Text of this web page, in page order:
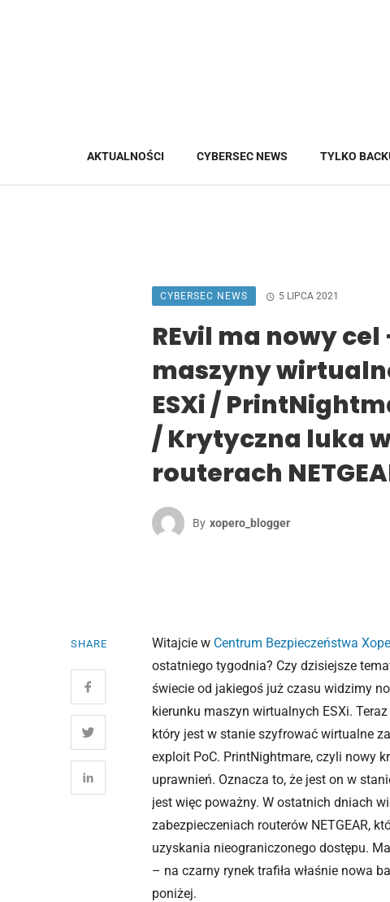
AKTUALNOŚCI CYBERSEC NEWS TYLKO
CYBERSEC NEWS 5 LIPCA 2021
REvil ma nowy cel
maszyny
ESXi /
/ Krytyczna luka
routerach
By Xopero_blogger
SHARE Witajcie w Centrum Bezpieczeństwa
ostatniego tygodnia? Czy dzisiejsze
świecie od jakiegoś już czasu widzimy
kierunku maszyn wirtualnych ESXi.
który jest w stanie szyfrować wirtualne
exploit PoC. PrintNightmare, czyli nowy
uprawnień. Oznacza to, że jest on w
jest więc poważny. W ostatnich dniach
zabezpieczeniach routerów NETGEAR,
uzyskania nieograniczonego dostępu.
– na czarny rynek trafiła właśnie nowa
poniżej.